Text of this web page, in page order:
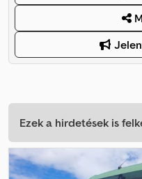
Ezek a hirdetések is